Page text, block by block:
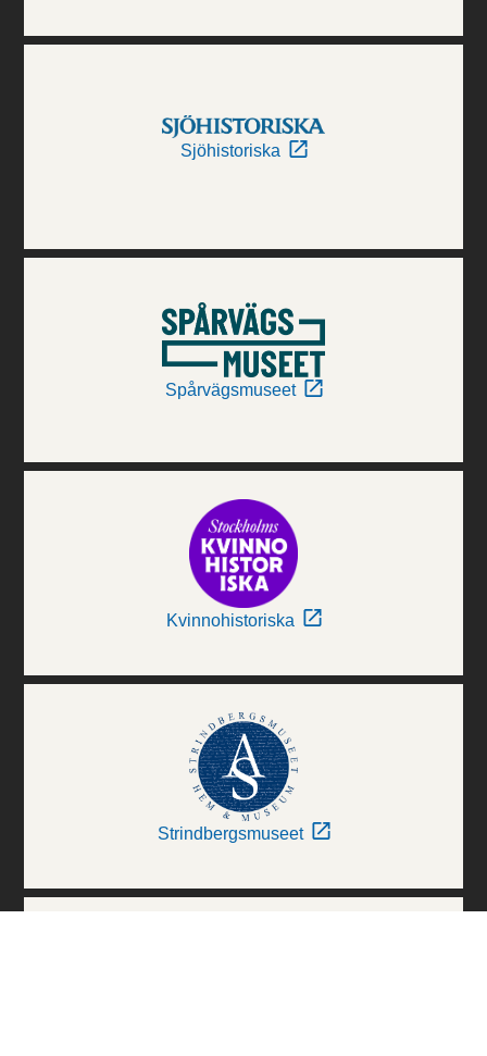
Sjöhistoriska
Spårvägsmuseet
Kvinnohistoriska
Strindbergsmuseet